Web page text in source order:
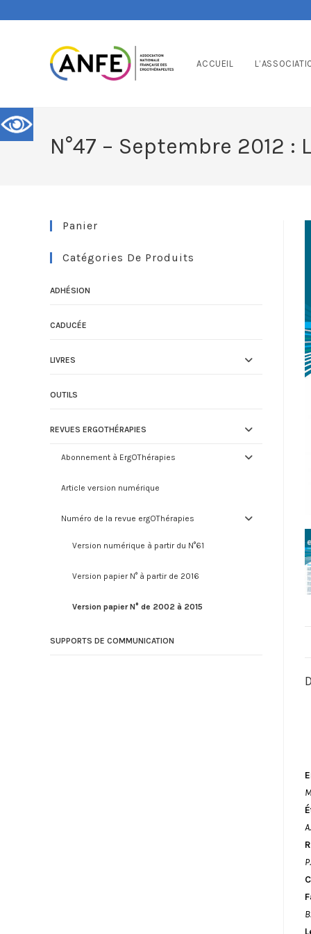
ACCUEIL
N°47 – Septembre 2012
Panier
Catégories De Produits
ADHÉSION
CADUCÉE
LIVRES
OUTILS
REVUES ERGOTHÉRAPIES
Abonnement à ErgOThérapies
Article version numérique
Numéro de la revue ergOThérapies
Version numérique à partir du N°61
Version papier N° à partir de 2016
Version papier N° de 2002 à 2015
SUPPORTS DE COMMUNICATION